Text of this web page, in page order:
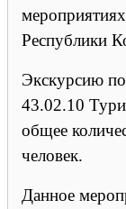
Республики
Экскурсию
43.02.10
общее
человек.
Данное